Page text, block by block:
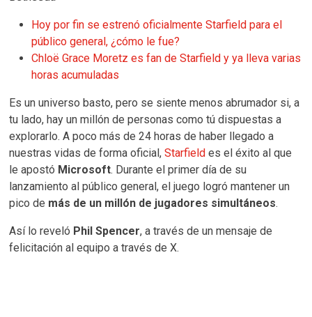
Hoy por fin se estrenó oficialmente Starfield para el
público general, ¿cómo le fue?
Chloë Grace Moretz es fan de Starfield y ya lleva varias
horas acumuladas
Es un universo basto, pero se siente menos abrumador si, a
tu lado, hay un millón de personas como tú dispuestas a
explorarlo. A poco más de 24 horas de haber llegado a
nuestras vidas de forma oficial,Starfieldes el éxito al que
le apostó Microsoft. Durante el primer día de su
lanzamiento al público general, el juego logró mantener un
pico de más de un millón de jugadores simultáneos.
Así lo reveló Phil Spencer, a través de un mensaje de
felicitación al equipo a través de X.